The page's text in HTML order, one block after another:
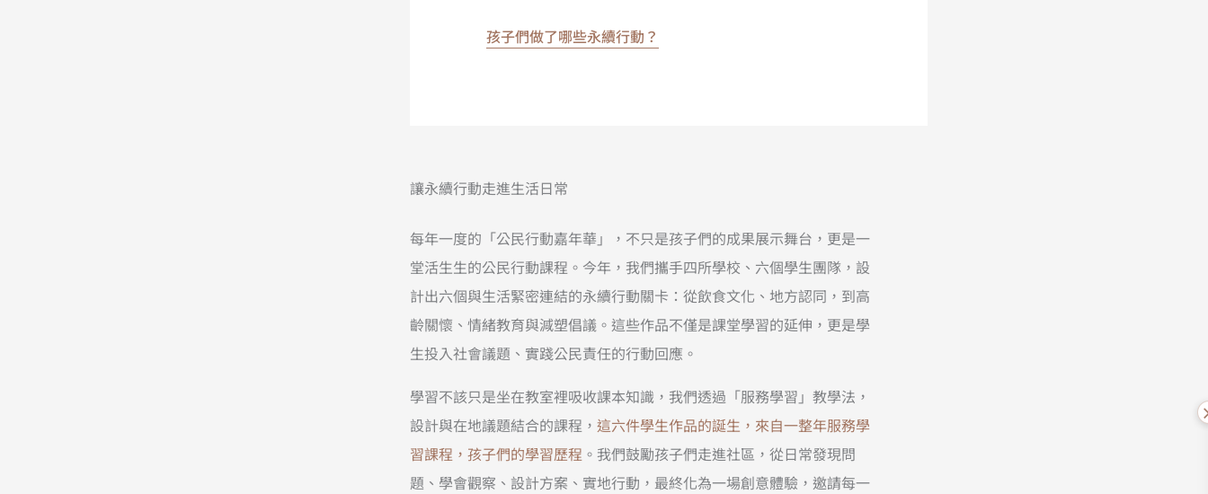
孩子們做了哪些永續行動？
讓永續行動走進生活日常
每年一度的「公民行動嘉年華」，不只是孩子們的成果展示舞台，更是一
堂活生生的公民行動課程。今年，我們攜手四所學校、六個學生團隊，設
計出六個與生活緊密連結的永續行動關卡：從飲食文化、地方認同，到高
齡關懷、情緒教育與減塑倡議。這些作品不僅是課堂學習的延伸，更是學
生投入社會議題、實踐公民責任的行動回應。
學習不該只是坐在教室裡吸收課本知識，我們透過「服務學習」教學法，
設計與在地議題結合的課程， 這六件學生作品的誕生，來自一整年服務學
習課程，孩子們的學習歷程 。我們鼓勵孩子們走進社區，從日常發現問
題、學會觀察、設計方案、實地行動，最終化為一場創意體驗，邀請每一